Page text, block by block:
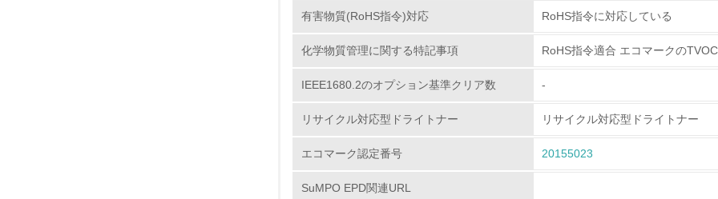
13. <L1> グリーン購入の取り組み方針を有し、グリーン購入を行っ
14. <L2> 購入している製品・サービスの量と種類を把握し、具体的
有害物質(RoHS指令)対応 RoHS指令に対応している
化学物質管理に関する特記事項 RoHS指令適合 エコマークの
IEEE1680.2のオプション基準クリア数 -
リサイクル対応型ドライトナー リサイクル対応型ドライトナー
エコマーク認定番号 20155023
SuMPO EPD関連URL